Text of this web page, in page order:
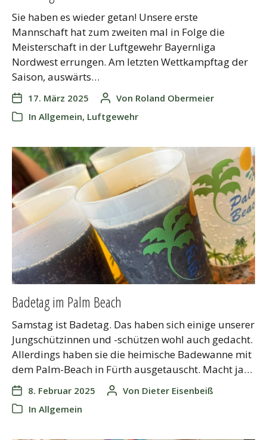
Sie haben es wieder getan! Unsere erste
Mannschaft hat zum zweiten mal in Folge die
Meisterschaft in der Luftgewehr Bayernliga
Nordwest errungen. Am letzten Wettkampftag der
Saison, auswärts…
17. März 2025 Von Roland Obermeier
In Allgemein, Luftgewehr
Badetag im Palm Beach
Samstag ist Badetag. Das haben sich einige unserer
Jungschützinnen und -schützen wohl auch gedacht.
Allerdings haben sie die heimische Badewanne mit
dem Palm-Beach in Fürth ausgetauscht. Macht ja…
8. Februar 2025 Von Dieter Eisenbeiß
In Allgemein